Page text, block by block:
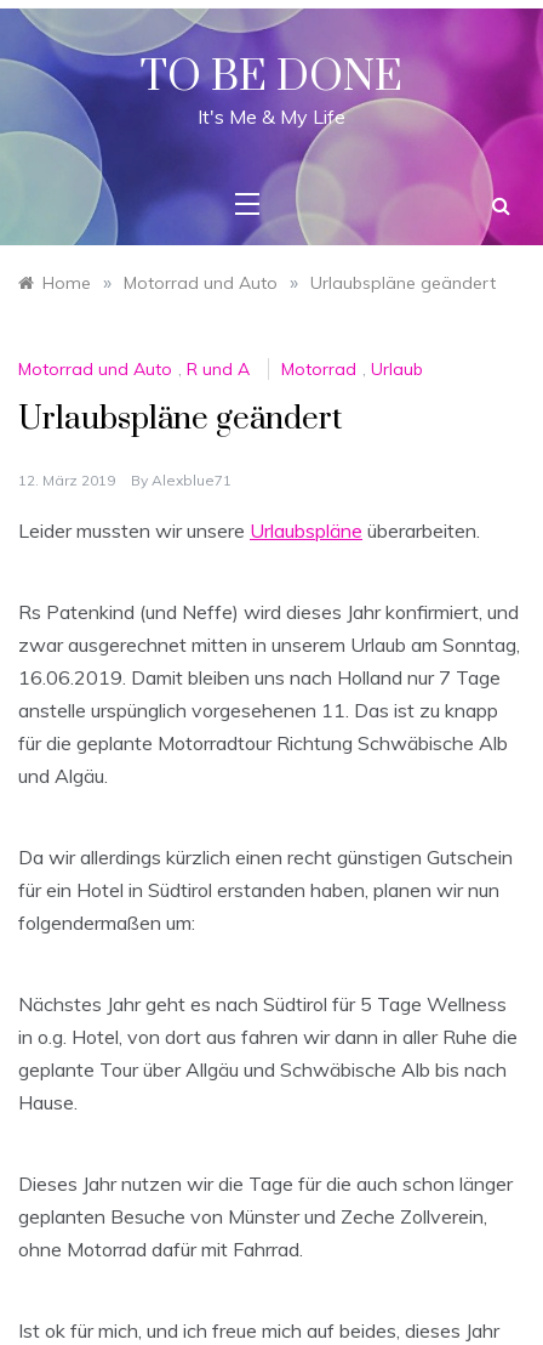
Skip
content
TO BE DONE
It's Me & My Life
Home » Motorrad und Auto » Urlaubspläne geändert
Motorrad und Auto , R und A Motorrad , Urlaub
Urlaubspläne geändert
12. März 2019 By Alexblue71
Leider mussten wir unsere Urlaubspläne überarbeiten.
Rs Patenkind (und Neffe) wird dieses Jahr konfirmiert, und
zwar ausgerechnet mitten in unserem Urlaub am Sonntag,
16.06.2019. Damit bleiben uns nach Holland nur 7 Tage
anstelle urspünglich vorgesehenen 11. Das ist zu knapp
für die geplante Motorradtour Richtung Schwäbische Alb
und Algäu.
Da wir allerdings kürzlich einen recht günstigen Gutschein
für ein Hotel in Südtirol erstanden haben, planen wir nun
folgendermaßen um:
Nächstes Jahr geht es nach Südtirol für 5 Tage Wellness
in o.g. Hotel, von dort aus fahren wir dann in aller Ruhe die
geplante Tour über Allgäu und Schwäbische Alb bis nach
Hause.
Dieses Jahr nutzen wir die Tage für die auch schon länger
geplanten Besuche von Münster und Zeche Zollverein,
ohne Motorrad dafür mit Fahrrad.
Ist ok für mich, und ich freue mich auf beides, dieses Jahr